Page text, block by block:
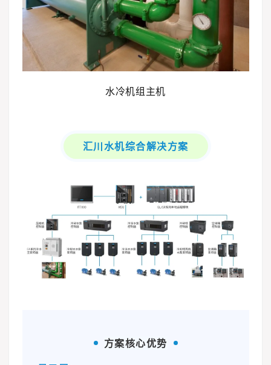
水冷机组主机
汇川水机综合解决方案
方案核心优势